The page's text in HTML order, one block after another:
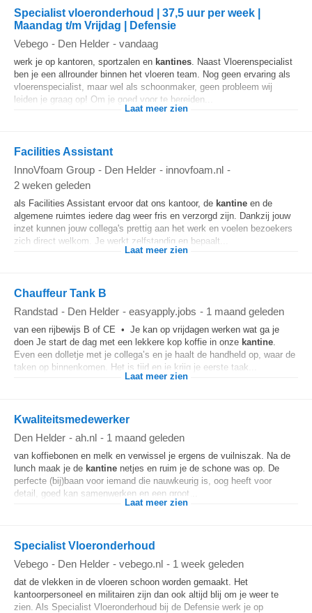
Specialist vloeronderhoud | 37,5 uur per week |
Maandag t/m Vrijdag | Defensie
Vebego - Den Helder - vandaag
werk je op kantoren, sportzalen en kantines. Naast Vloerenspecialist
ben je een allrounder binnen het vloeren team. Nog geen ervaring als
vloerenspecialist, maar wel als schoonmaker, geen probleem wij
leiden je graag op! Om je goed voor te bereiden...
Laat meer zien
Facilities Assistant
InnoVfoam Group - Den Helder - innovfoam.nl -
2 weken geleden
als Facilities Assistant ervoor dat ons kantoor, de kantine en de
algemene ruimtes iedere dag weer fris en verzorgd zijn. Dankzij jouw
inzet kunnen jouw collega's prettig aan het werk en voelen bezoekers
zich direct welkom. Je werkt zelfstandig en bepaalt...
Laat meer zien
Chauffeur Tank B
Randstad - Den Helder - easyapply.jobs - 1 maand geleden
van een rijbewijs B of CE • Je kan op vrijdagen werken wat ga je
doen Je start de dag met een lekkere kop koffie in onze kantine.
Even een dolletje met je collega’s en je haalt de handheld op, waar de
taken op binnenkomen. Het is tijd en je krijg je eerste taak...
Laat meer zien
Kwaliteitsmedewerker
Den Helder - ah.nl - 1 maand geleden
van koffiebonen en melk en verwissel je ergens de vuilniszak. Na de
lunch maak je de kantine netjes en ruim je de schone was op. De
perfecte (bij)baan voor iemand die nauwkeurig is, oog heeft voor
detail, goed kan samenwerken en een groot...
Laat meer zien
Specialist Vloeronderhoud
Vebego - Den Helder - vebego.nl - 1 week geleden
dat de vlekken in de vloeren schoon worden gemaakt. Het
kantoorpersoneel en militairen zijn dan ook altijd blij om je weer te
zien. Als Specialist Vloeronderhoud bij de Defensie werk je op